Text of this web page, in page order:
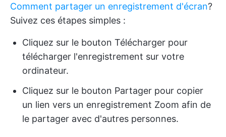
Comment partager un enregistrement d'écran?
Suivez ces étapes simples :
Cliquez sur le bouton Télécharger pour
télécharger l'enregistrement sur votre
ordinateur.
Cliquez sur le bouton Partager pour copier
un lien vers un enregistrement Zoom afin de
le partager avec d'autres personnes.